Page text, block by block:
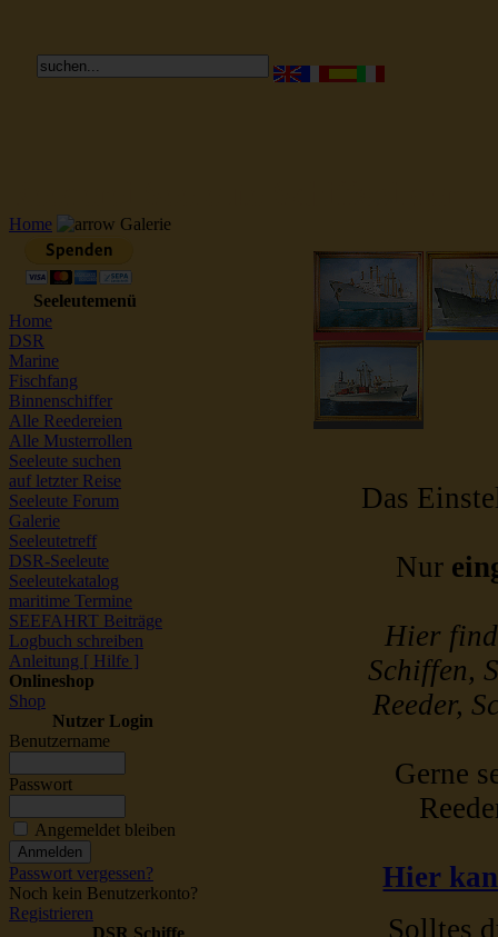
Home Galerie
Seeleutemenü
Home
DSR
Marine
Fischfang
Binnenschiffer
Alle Reedereien
Alle Musterrollen
Seeleute suchen
auf letzter Reise
Seeleute Forum
Galerie
Seeleutetreff
DSR-Seeleute
Seeleutekatalog
maritime Termine
SEEFAHRT Beiträge
Logbuch schreiben
Anleitung [ Hilfe ]
Onlineshop
Shop
Nutzer Login
Benutzername
Passwort
Angemeldet bleiben
Passwort vergessen?
Noch kein Benutzerkonto?
Registrieren
DSR Schiffe
Das
Nur
Hier
Schiffen,
Reeder,
Gerne
Hier
Solltes